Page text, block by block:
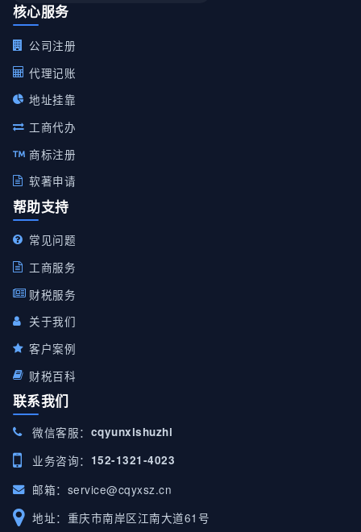
核心服务
公司注册
代理记账
地址挂靠
工商代办
商标注册
软著申请
帮助支持
常见问题
工商服务
财税服务
关于我们
客户案例
财税百科
联系我们
微信客服： cqyunxishuzhi
业务咨询： 152-1321-4023
邮箱： service@cqyxsz.cn
地址：重庆市南岸区江南大道61号